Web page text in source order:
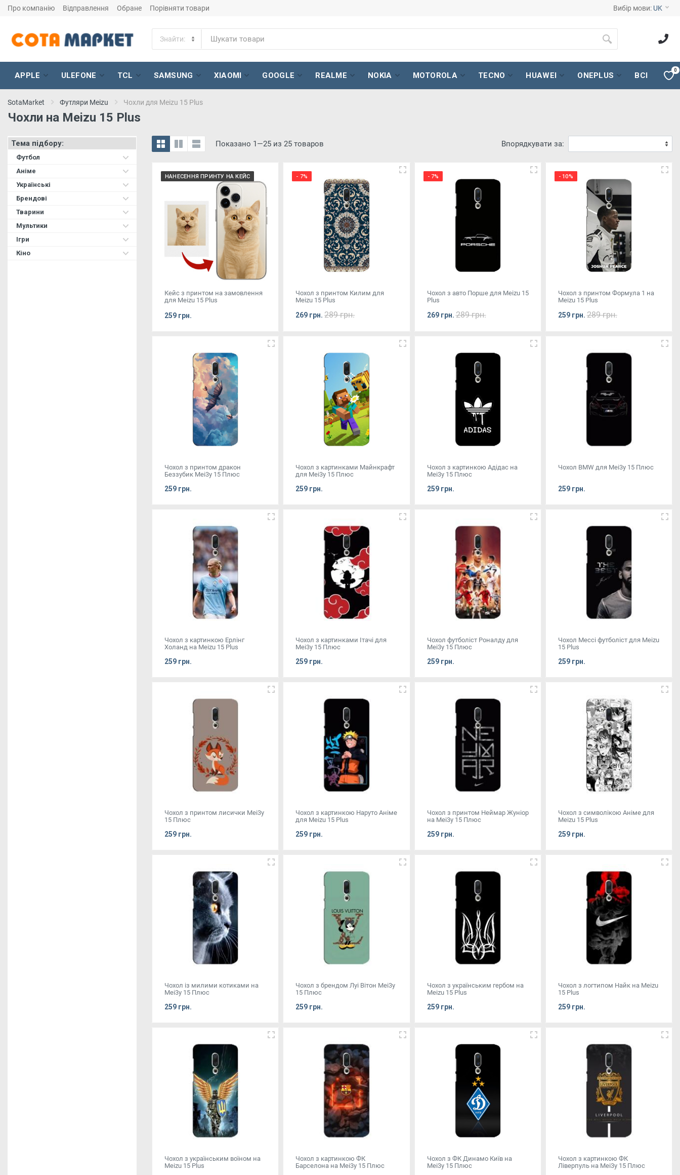
Про компанію Відправлення Обране Порівняти товари Вибір мови: UK
APPLE ULEFONE TCL SAMSUNG XIAOMI GOOGLE REALME NOKIA MOTOROLA TECNO HUAWEI ONEPLUS ВСІ
0
SotaMarket Футляри Meizu Чохли для Meizu 15 Plus
Чохли на Meizu 15 Plus
Тема підбору:
Футбол
Аніме
Українські
Брендові
Тварини
Мультики
Ігри
Кіно
Показано 1—25 из 25 товаров Впорядкувати за:
НАНЕСЕННЯ ПРИНТУ НА КЕЙС
Кейс з принтом на замовлення
для Meizu 15 Plus
259 грн.
- 7%
Чохол з принтом Килим для
Meizu 15 Plus
269 грн.289 грн.
- 7%
Чохол з авто Порше для Meizu 15
Plus
269 грн.289 грн.
- 10%
Чохол з принтом Формула 1 на
Meizu 15 Plus
259 грн. 289 грн.
Чохол з принтом дракон
Беззубик Mei3y 15 Плюс
259 грн.
Чохол з картинками Майнкрафт
для Mei3y 15 Плюс
259 грн.
Чохол з картинкою Адідас на
Mei3y 15 Плюс
259 грн.
Чохол BMW для Mei3y 15 Плюс
259 грн.
Чохол з картинкою Ерлінг
Холанд на Meizu 15 Plus
259 грн.
Чохол з картинками Ітачі для
Mei3y 15 Плюс
259 грн.
Чохол футболіст Роналду для
Mei3y 15 Плюс
259 грн.
Чохол Мессі футболіст для Meizu
15 Plus
259 грн.
Чохол з принтом лисички Mei3y
15 Плюс
259 грн.
Чохол з картинкою Наруто Аніме
для Meizu 15 Plus
259 грн.
Чохол з принтом Неймар Жуніор
на Mei3y 15 Плюс
259 грн.
Чохол з символікою Аніме для
Meizu 15 Plus
259 грн.
Чохол із милими котиками на
Mei3y 15 Плюс
259 грн.
Чохол з брендом Луі Вітон Mei3y
15 Плюс
259 грн.
Чохол з українським гербом на
Meizu 15 Plus
259 грн.
Чохол з логтипом Найк на Meizu
15 Plus
259 грн.
Чохол з українським воїном на
Meizu 15 Plus
Чохол з картинкою ФК
Барселона на Mei3y 15 Плюс
Чохол з ФК Динамо Київ на
Mei3y 15 Плюс
Чохол з картинкою ФК
Ліверпуль на Mei3y 15 Плюс